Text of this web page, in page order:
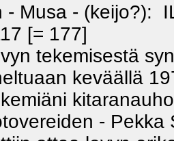
- Musa - (keijo?):
[= 177]
tekemisestä
keväällä
-